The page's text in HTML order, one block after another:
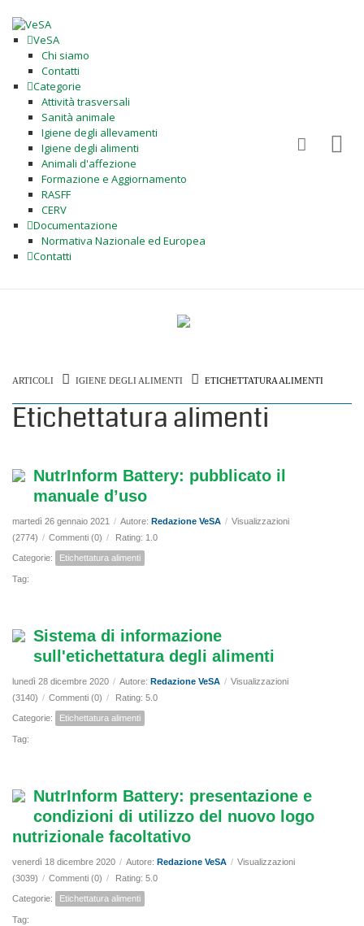
VeSA
Chi siamo
Contatti
Categorie
Attività trasversali
Sanità animale
Igiene degli allevamenti
Igiene degli alimenti
Animali d'affezione
Formazione e Aggiornamento
RASFF
CERV
Documentazione
Normativa Nazionale ed Europea
Contatti
ARTICOLI IGIENE DEGLI ALIMENTI ETICHETTATURA ALIMENTI
Etichettatura alimenti
NutrInform Battery: pubblicato il
manuale d’uso
martedì 26 gennaio 2021 / Autore: Redazione VeSA / Visualizzazioni
(2774) / Commenti (0) / Rating: 1.0
Categorie: Etichettatura alimenti
Tag:
Sistema di informazione
sull'etichettatura degli alimenti
lunedì 28 dicembre 2020 / Autore: Redazione VeSA / Visualizzazioni
(3140) / Commenti (0) / Rating: 5.0
Categorie: Etichettatura alimenti
Tag:
NutrInform Battery: presentazione e
condizioni di utilizzo del nuovo logo
nutrizionale facoltativo
venerdì 18 dicembre 2020 / Autore: Redazione VeSA / Visualizzazioni
(3039) / Commenti (0) / Rating: 5.0
Categorie: Etichettatura alimenti
Tag: